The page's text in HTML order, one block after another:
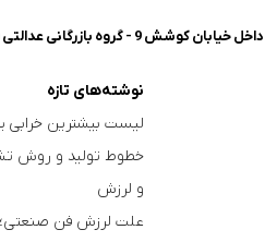
) 7 روز هفته، 8 صبح تا 8 شب پاسخگوی شما هستیم.
نوشته‌های تازه
لیست بیشترین خرابی‌
خطوط تولید و روش
و لرزش
علت لرزش فن صنعتی؛